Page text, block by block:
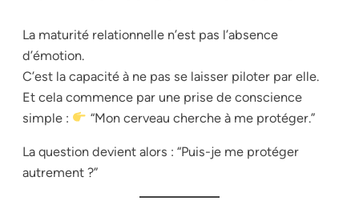
La maturité relationnelle n’est pas l’absence
d’émotion.
C’est la capacité à ne pas se laisser piloter par elle.
Et cela commence par une prise de conscience
simple :
“Mon cerveau cherche à me protéger.”
La question devient alors : “Puis-je me protéger
autrement ?”